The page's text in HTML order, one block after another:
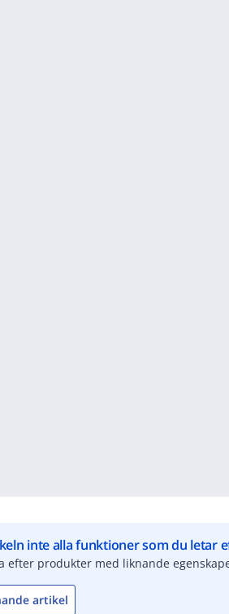
inte alla funktioner som du letar
efter produkter med liknande
artikel